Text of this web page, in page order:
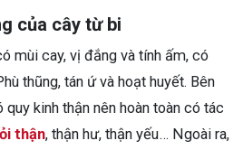
của cây từ bi
mùi cay, vị đắng và tính ấm, có
thũng, tán ứ và hoạt huyết. Bên
kinh thận nên hoàn toàn có tác
thận, thận hư, thận yếu… Ngoài ra,